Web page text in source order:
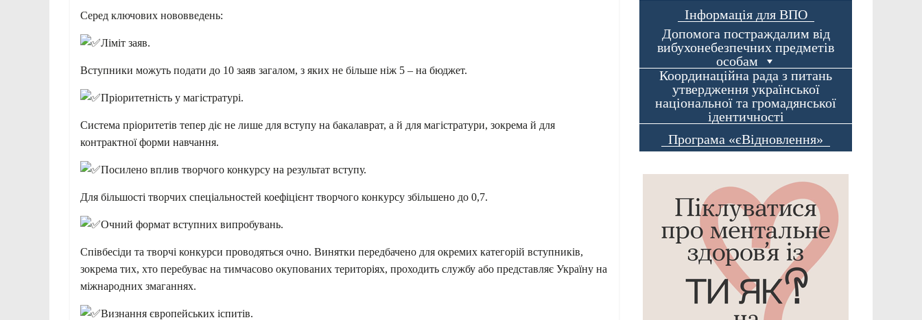
Серед ключових нововведень:
Ліміт заяв.
Вступники можуть подати до 10 заяв загалом, з яких не більше ніж 5 – на бюджет.
Пріоритетність у магістратурі.
Система пріоритетів тепер діє не лише для вступу на бакалаврат, а й для магістратури, зокрема й для
контрактної форми навчання.
Посилено вплив творчого конкурсу на результат вступу.
Для більшості творчих спеціальностей коефіцієнт творчого конкурсу збільшено до 0,7.
Очний формат вступних випробувань.
Співбесіди та творчі конкурси проводяться очно. Винятки передбачено для окремих категорій вступників,
зокрема тих, хто перебуває на тимчасово окупованих територіях, проходить службу або представляє Україну на
міжнародних змаганнях.
Визнання європейських іспитів.
Інформація для ВПО
Допомога постраждалим від
вибухонебезпечних предметів
особам
Координаційна рада з питань
утвердження української
національної та громадянської
ідентичності
Програма «єВідновлення»